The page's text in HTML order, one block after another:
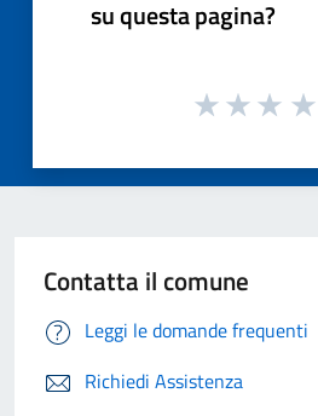
su questa pagina?
Contatta il comune
Leggi le domande frequenti
Richiedi Assistenza